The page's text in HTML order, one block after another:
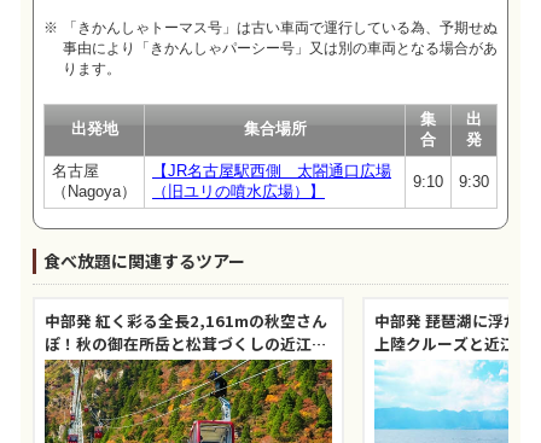
「きかんしゃトーマス号」は古い車両で運行している為、予期せぬ
事由により「きかんしゃパーシー号」又は別の車両となる場合があ
ります。
出発地 集合場所
集
合
出
発
名古屋
（Nagoya）
【JR名古屋駅西側 太閤通口広場
（旧ユリの噴水広場）】
9:10 9:30
食べ放題に関連するツアー
中部発 紅く彩る全長2,161mの秋空さん
ぽ！秋の御在所岳と松茸づくしの近江牛
すき焼き＆松茸5本・シャインマスカッ
トのお土産付！松茸ご飯食べ放題付！
中部発 琵琶湖に浮か
上陸クルーズと近江牛
ゃぶ・近江牛塩釜肉の